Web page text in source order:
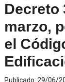
Decreto
marzo,
el
Publicado: 29/06/